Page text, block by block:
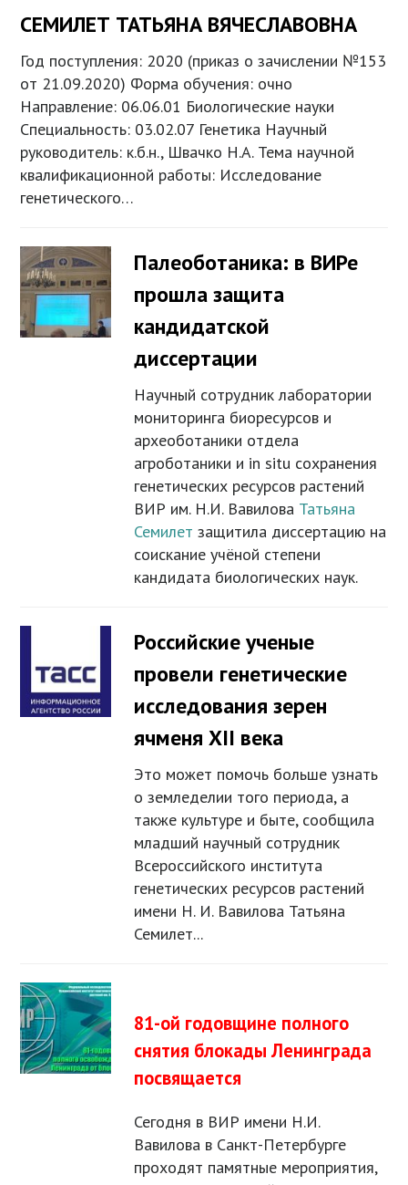
СЕМИЛЕТ ТАТЬЯНА ВЯЧЕСЛАВОВНА
Год поступления: 2020 (приказ о зачислении №153
от 21.09.2020) Форма обучения: очно
Направление: 06.06.01 Биологические науки
Специальность: 03.02.07 Генетика Научный
руководитель: к.б.н., Швачко Н.А. Тема научной
квалификационной работы: Исследование
генетического…
Палеоботаника: в ВИРе
прошла защита
кандидатской
диссертации
Научный сотрудник лаборатории
мониторинга биоресурсов и
археоботаники отдела
агроботаники и in situ сохранения
генетических ресурсов растений
ВИР им. Н.И. Вавилова Татьяна
Семилет защитила диссертацию на
соискание учёной степени
кандидата биологических наук.
Российские ученые
провели генетические
исследования зерен
ячменя XII века
Это может помочь больше узнать
о земледелии того периода, а
также культуре и быте, сообщила
младший научный сотрудник
Всероссийского института
генетических ресурсов растений
имени Н. И. Вавилова Татьяна
Семилет...
81-ой годовщине полного
снятия блокады Ленинграда
посвящается
Сегодня в ВИР имени Н.И.
Вавилова в Санкт-Петербурге
проходят памятные мероприятия,